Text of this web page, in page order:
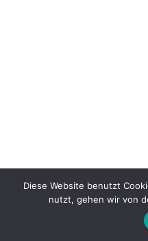
Diese Website benutzt
nutzt, gehen wir von